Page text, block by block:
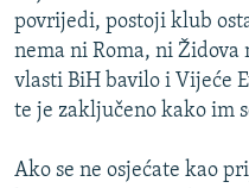
MOJA EVROPA
TRI DECENIJE OD RATA U BIH
SVE KARTE DEJTONA
NASTANAK I RASPAD
povrijedi, postoji klub
nema ni Roma, ni
vlasti BiH bavilo i Vijeće
te je zaključeno kako im
Ako se ne osjećate kao